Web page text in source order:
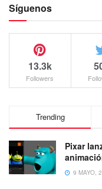
Síguenos
13.3k
Followers
Trending
Pixar
9 MAYO,